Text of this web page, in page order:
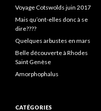
Voyage Cotswolds juin 2017
Mais qu’ont-elles donc à se
dire????
Quelques arbustes en mars
Belle découverte à Rhodes
Saint Genèse
Amorphophalus
CATÉGORIES